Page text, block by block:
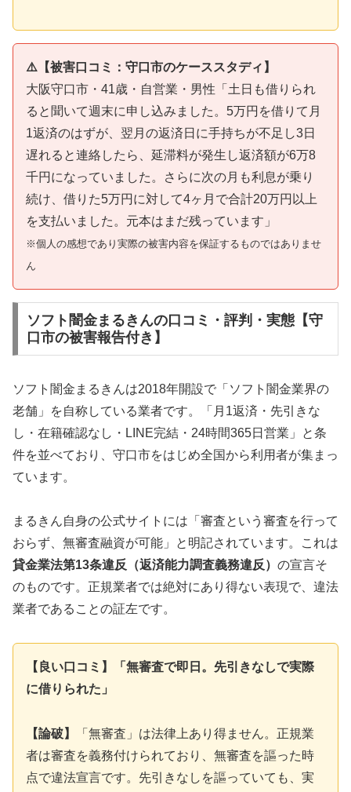
⚠️【被害口コミ：守口市のケーススタディ】
大阪守口市・41歳・自営業・男性「土日も借りられ
ると聞いて週末に申し込みました。5万円を借りて月
1返済のはずが、翌月の返済日に手持ちが不足し3日
遅れると連絡したら、延滞料が発生し返済額が6万8
千円になっていました。さらに次の月も利息が乗り
続け、借りた5万円に対して4ヶ月で合計20万円以上
を支払いました。元本はまだ残っています」
※個人の感想であり実際の被害内容を保証するものではありませ
ん
ソフト闇金まるきんの口コミ・評判・実態【守
口市の被害報告付き】
ソフト闇金まるきんは2018年開設で「ソフト闇金業界の
老舗」を自称している業者です。「月1返済・先引きな
し・在籍確認なし・LINE完結・24時間365日営業」と条
件を並べており、守口市をはじめ全国から利用者が集まっ
ています。
まるきん自身の公式サイトには「審査という審査を行って
おらず、無審査融資が可能」と明記されています。これは
貸金業法第13条違反（返済能力調査義務違反） の宣言そ
のものです。正規業者では絶対にあり得ない表現で、違法
業者であることの証左です。
【良い口コミ】「無審査で即日。先引きなしで実際
に借りられた」
【論破】
「無審査」は法律上あり得ません。正規業
者は審査を義務付けられており、無審査を謳った時
点で違法宣言です。先引きなしを謳っていても、実